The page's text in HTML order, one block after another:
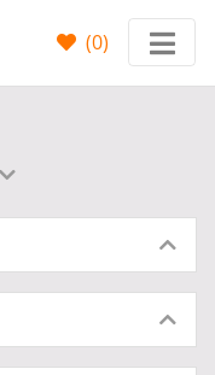
(0)